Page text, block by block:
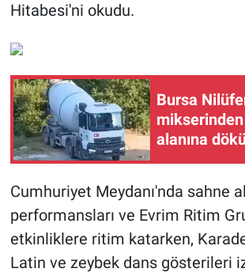
Hitabesi'ni okudu.
Bursa
alanına
Cumhuriyet Meydanı'nda sahne
performansları ve Evrim Ritim
etkinliklere ritim katarken,
Latin ve zeybek dans gösterileri